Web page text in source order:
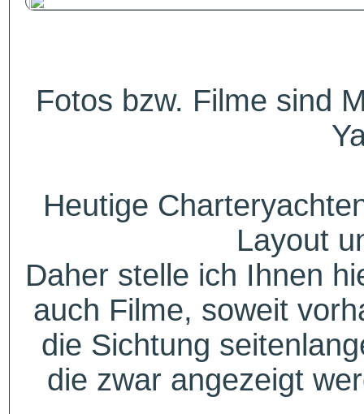
Fotos bzw. Filme sind
Heutige
Layout
Daher stelle ich Ihnen
auch Filme, soweit
die Sichtung
die zwar angezeigt